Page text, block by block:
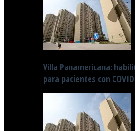
Villa Panamericana:
para pacientes con